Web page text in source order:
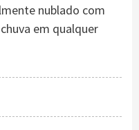
nublado com
em qualquer